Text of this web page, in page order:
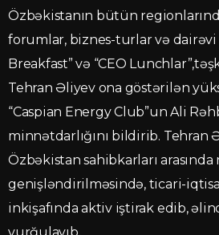
Özbəkistanın bütün
forumlar, biznes-turlar və dairəvi
Breakfast” və “CEO
Tehran Əliyev ona göstərilən
“Caspian Energy Club”un Ali
minnətdarlığını bildirib. Tehran
Özbəkistan sahibkarları
genişləndirilməsində, ticari-
inkişafında aktiv iştirak edib,